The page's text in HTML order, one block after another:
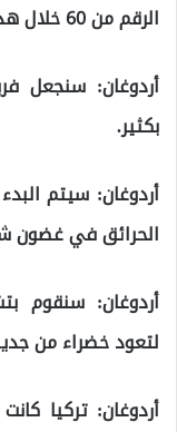
الرقم من 60 خلال هذه المرحلة.
أردوغان: سنجعل
بكثير.
أردوغان: سيتم
الحرائق في غضون
أردوغان: سنقوم
لتعود خضراء من